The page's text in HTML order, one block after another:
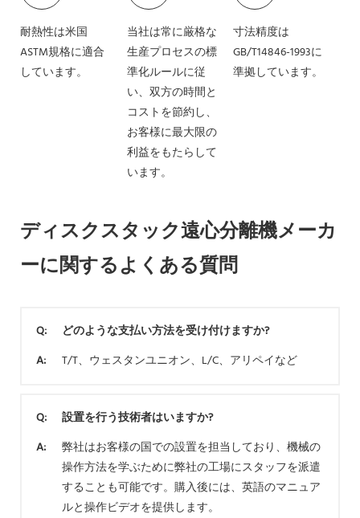
耐熱性は米国
ASTM規格に適合
しています。
当社は常に厳格な
生産プロセスの標
準化ルールに従
い、双方の時間と
コストを節約し、
お客様に最大限の
利益をもたらして
います。
寸法精度は
GB/T14846-1993に
準拠しています。
ディスクスタック遠心分離機メーカ
ーに関するよくある質問
Q:
どのような支払い方法を受け付けますか?
A:
T/T、ウェスタンユニオン、L/C、アリペイなど
Q:
設置を行う技術者はいますか?
A:
弊社はお客様の国での設置を担当しており、機械の
操作方法を学ぶために弊社の工場にスタッフを派遣
することも可能です。購入後には、英語のマニュア
ルと操作ビデオを提供します。